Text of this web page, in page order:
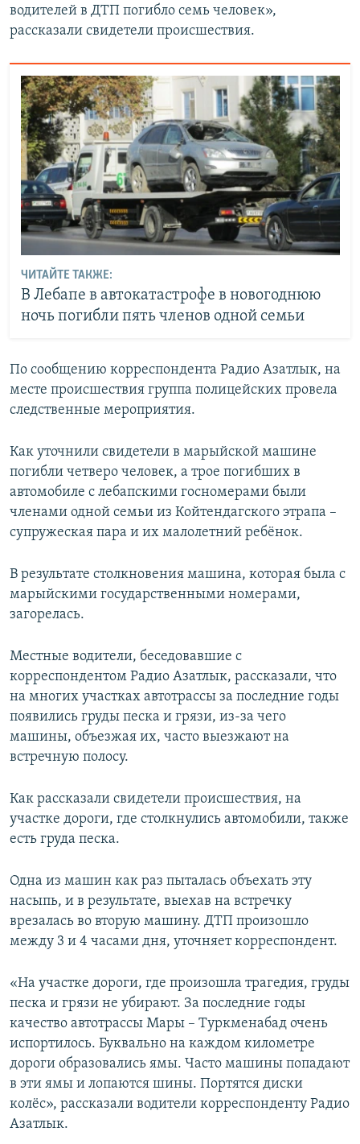
водителей в ДТП погибло семь человек»,
рассказали свидетели происшествия.
ЧИТАЙТЕ ТАКЖЕ:
В Лебапе в автокатастрофе в новогоднюю
ночь погибли пять членов одной семьи
По сообщению корреспондента Радио Азатлык, на
месте происшествия группа полицейских провела
следственные мероприятия.
Как уточнили свидетели в марыйской машине
погибли четверо человек, а трое погибших в
автомобиле с лебапскими госномерами были
членами одной семьи из Койтендагского этрапа –
супружеская пара и их малолетний ребёнок.
В результате столкновения машина, которая была с
марыйскими государственными номерами,
загорелась.
Местные водители, беседовавшие с
корреспондентом Радио Азатлык, рассказали, что
на многих участках автотрассы за последние годы
появились груды песка и грязи, из-за чего
машины, объезжая их, часто выезжают на
встречную полосу.
Как рассказали свидетели происшествия, на
участке дороги, где столкнулись автомобили, также
есть груда песка.
Одна из машин как раз пыталась объехать эту
насыпь, и в результате, выехав на встречку
врезалась во вторую машину. ДТП произошло
между 3 и 4 часами дня, уточняет корреспондент.
«На участке дороги, где произошла трагедия, груды
песка и грязи не убирают. За последние годы
качество автотрассы Мары – Туркменабад очень
испортилось. Буквально на каждом километре
дороги образовались ямы. Часто машины попадают
в эти ямы и лопаются шины. Портятся диски
колёс», рассказали водители корреспонденту Радио
Азатлык.